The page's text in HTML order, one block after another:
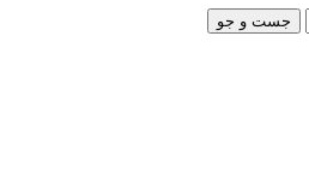
جست و جو